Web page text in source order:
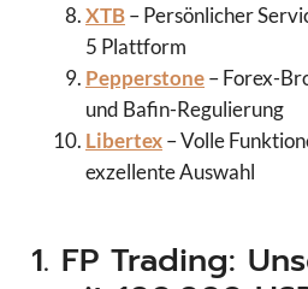
XTB– Persönlicher
5 Plattform
Pepperstone– Forex-
und Bafin-Regulierung
Libertex– Volle
exzellente Auswahl
1. FP Trading: